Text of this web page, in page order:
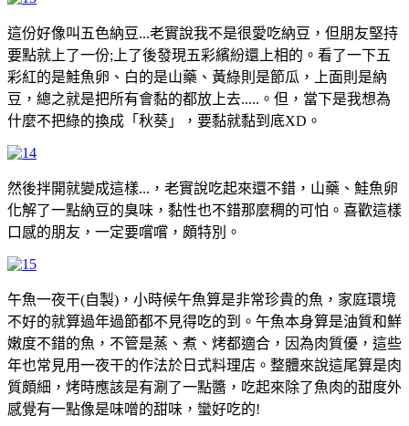
這份好像叫五色納豆...老實說我不是很愛吃納豆，但朋友堅持
要點就上了一份;上了後發現五彩繽紛還上相的。看了一下五
彩紅的是鮭魚卵、白的是山藥、黃綠則是節瓜，上面則是納
豆，總之就是把所有會黏的都放上去.....。但，當下是我想為
什麼不把綠的換成「秋葵」，要黏就黏到底XD。
然後拌開就變成這樣...，老實說吃起來還不錯，山藥、鮭魚卵
化解了一點納豆的臭味，黏性也不錯那麼稠的可怕。喜歡這樣
口感的朋友，一定要嚐嚐，頗特別。
午魚一夜干(自製)，小時候午魚算是非常珍貴的魚，家庭環境
不好的就算過年過節都不見得吃的到。午魚本身算是油質和鮮
嫩度不錯的魚，不管是蒸、煮、烤都適合，因為肉質優，這些
年也常見用一夜干的作法於日式料理店。整體來說這尾算是肉
質頗細，烤時應該是有涮了一點醬，吃起來除了魚肉的甜度外
感覺有一點像是味噌的甜味，蠻好吃的!